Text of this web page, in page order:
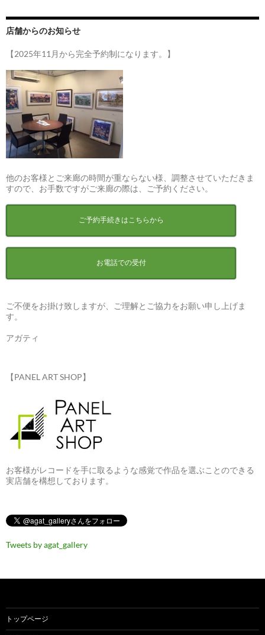
店舗からのお知らせ
【2025年11月から完全予約制になります。】
他のお客様とご来廊の時間が重ならない様、調整させていただきま
すので、お手数ですがご来廊の際は、ご予約ください。
ご予約手続きはこちらから
お電話での受付
ご不便をお掛け致しますが、ご理解とご協力をお願い申し上げま
す。
アガティ
【PANEL ART SHOP】
お客様がレコードを手に取るような感覚で作品を選ぶことのできる
実店舗を構想しております。
Tweets by agat_gallery
トップページ